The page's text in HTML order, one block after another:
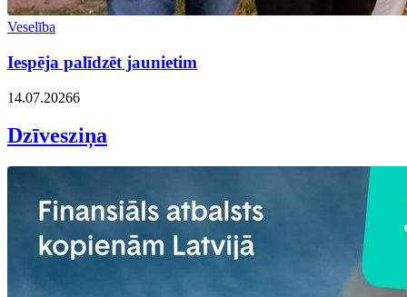
Veselība
Iespēja palīdzēt jaunietim
14.07.20266
Dzīvesziņa